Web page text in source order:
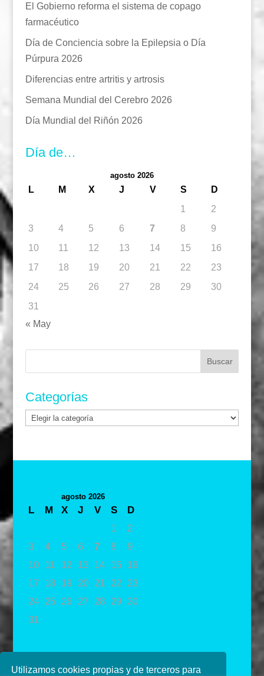
Utilizamos cookies propias y de terceros para
El Gobierno reforma el sistema de copago
farmacéutico
Día de Conciencia sobre la Epilepsia o Día
Púrpura 2026
Diferencias entre artritis y artrosis
Semana Mundial del Cerebro 2026
Día Mundial del Riñón 2026
Día de…
agosto 2026
L M X J V S
D
1
2
3
4 5 6 7 8
9
10
11 12 13 14 15
16
17
18 19 20 21 22
23
24
25 26 27 28 29
30
31
« May
Buscar:
Categorías
Categorías
agosto 2026
L M X J V S
D
1
2
3
4 5 6 7 8
9
10
11 12 13 14 15
16
17
18 19 20 21 22
23
24
25 26 27 28 29 30
31